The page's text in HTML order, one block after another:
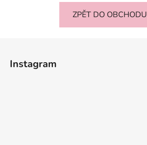
ZPĚT DO OBCHODU
Instagram